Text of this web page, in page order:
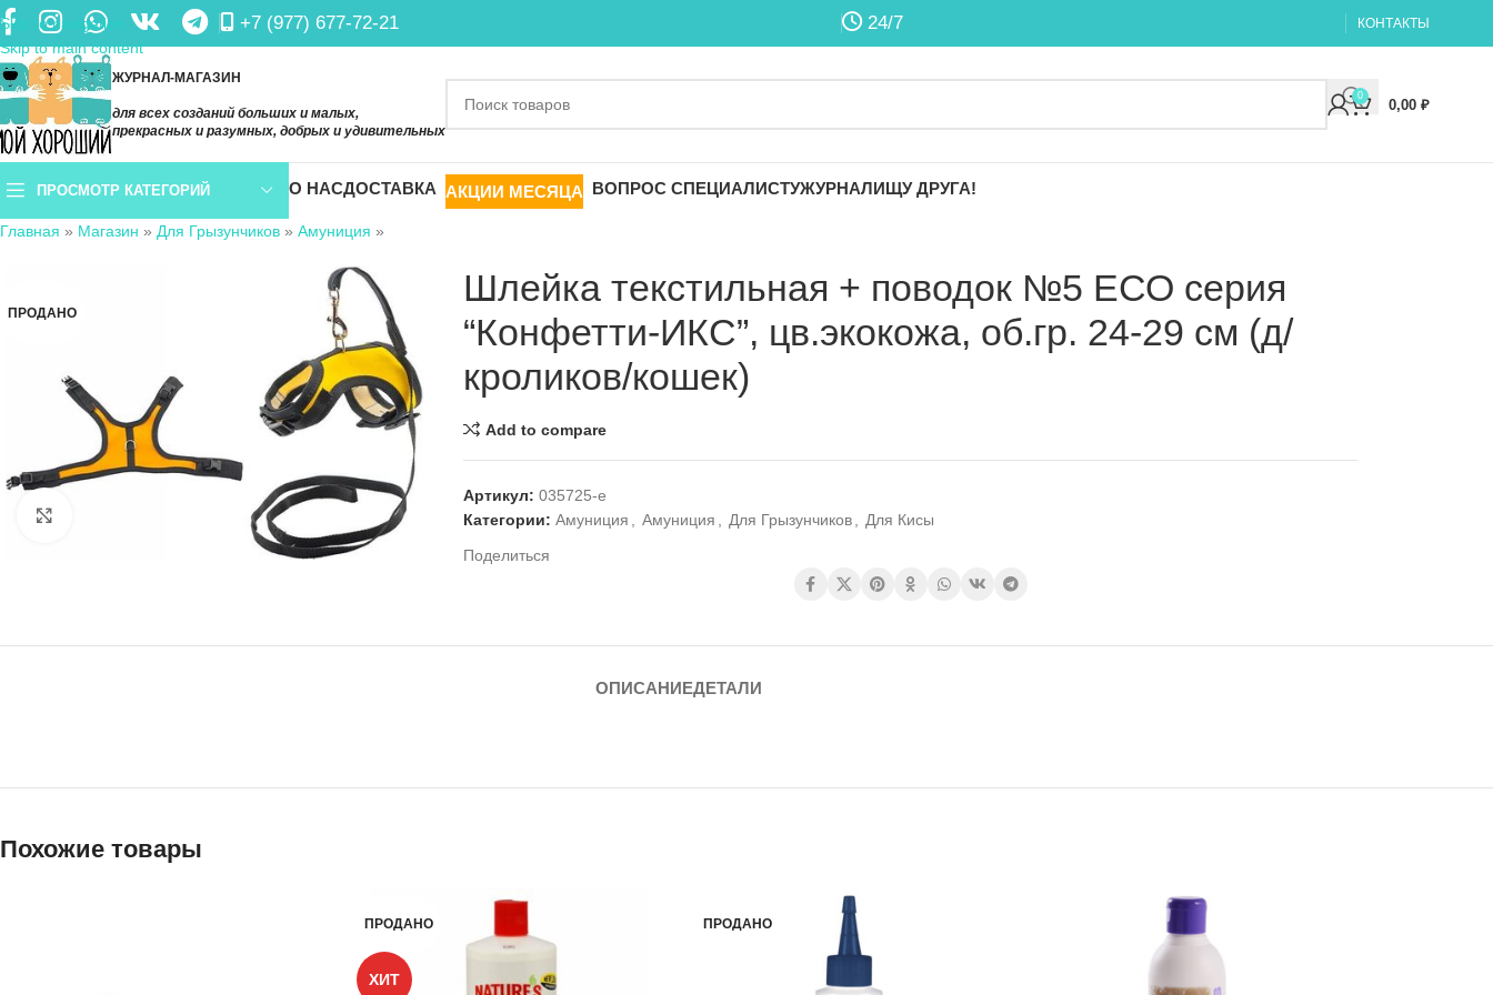
Skip to navigation
Skip to main content
+7 (977) 677-72-21 24/7 КОНТАКТЫ
ЖУРНАЛ-МАГАЗИН
для всех созданий больших и малых,
прекрасных и разумных, добрых и удивительных
0
0,00 ₽
ПРОСМОТР КАТЕГОРИЙ О НАСДОСТАВКА АКЦИИ МЕСЯЦА ВОПРОС СПЕЦИАЛИСТУЖУРНАЛИЩУ ДРУГА!
Главная » Магазин » Для Грызунчиков » Амуниция »
ПРОДАНО
Нажмите, чтобы увеличить
Шлейка текстильная + поводок №5 ЕСО серия
“Конфетти-ИКС”, цв.экокожа, об.гр. 24-29 см (д/
кроликов/кошек)
Add to compare
Артикул:035725-e
Категории: Амуниция Амуниция Для Грызунчиков
Для Кисы
Поделиться
ОПИСАНИЕДЕТАЛИ
Похожие товары
ПРОДАНО
ХИТ
ПРОДАНО